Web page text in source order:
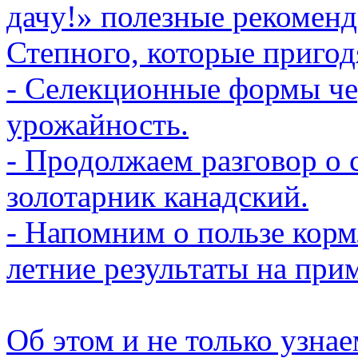
дачу!» полезные
Степного, которые
- Селекционные формы
урожайность.
- Продолжаем разговор о
золотарник канадский.
- Напомним о пользе
летние результаты на
Об этом и не только